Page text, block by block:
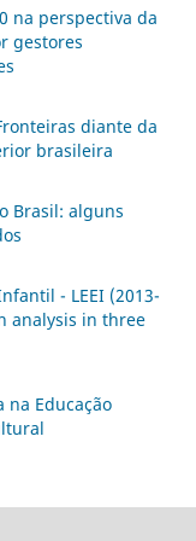
na perspectiva da
gestores
diante da
brasileira
Brasil: alguns
- LEEI (2013-
analysis in three
na Educação